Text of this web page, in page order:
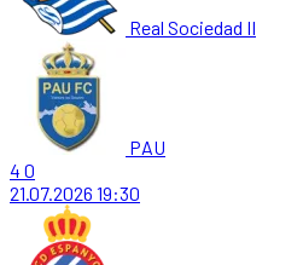
Real Sociedad II
PAU
4 0
21.07.2026 19:30